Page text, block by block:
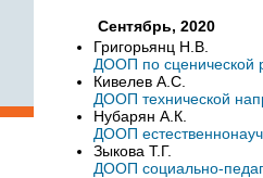
Сентябрь, 2020
Григорьянц Н.В.
ДООП по сценической
Кивелев А.С.
ДООП технической
Нубарян А.К.
ДООП
Зыкова Т.Г.
ДООП социально-